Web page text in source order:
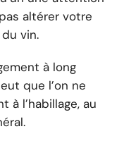
altérer votre
vin.
à long
que l’on ne
à l’habillage, au